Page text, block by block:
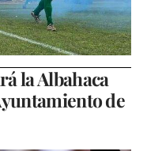
la Albahaca
de